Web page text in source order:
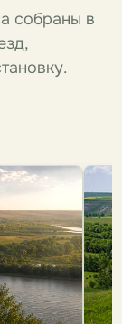
собраны в